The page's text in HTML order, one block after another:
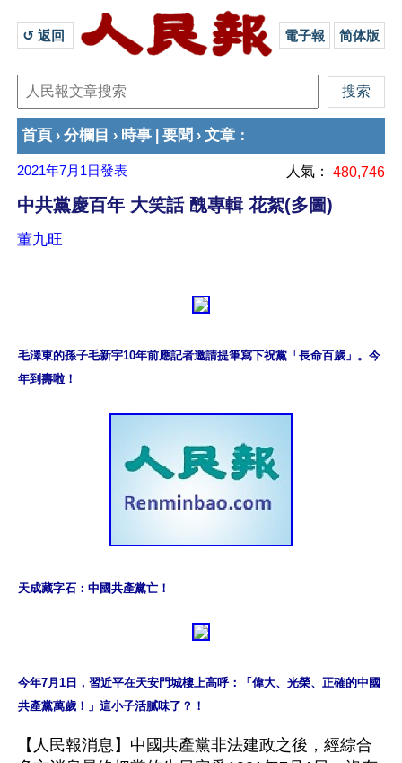
↺ 返回 電子報 简体版
首頁 › 分欄目 › 時事 要聞 › 文章 ：
2021年7月1日發表 人氣： 480,746
中共黨慶百年 大笑話 醜專輯 花絮(多圖)
董九旺
毛澤東的孫子毛新宇10年前應記者邀請提筆寫下祝黨「長命百歲」。今
年到壽啦！
天成藏字石：中國共產黨亡！
今年7月1日，習近平在天安門城樓上高呼：「偉大、光榮、正確的中國
共產黨萬歲！」這小子活膩味了？！
【人民報消息】中國共產黨非法建政之後，經綜合